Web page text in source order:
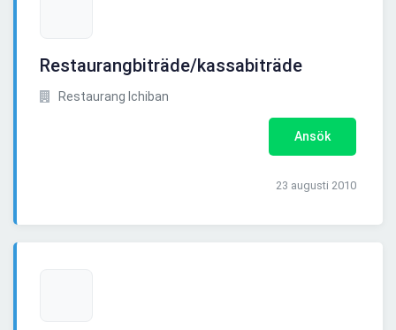
Restaurangbiträde/kassabiträde
Restaurang Ichiban
Ansök
23 augusti 2010